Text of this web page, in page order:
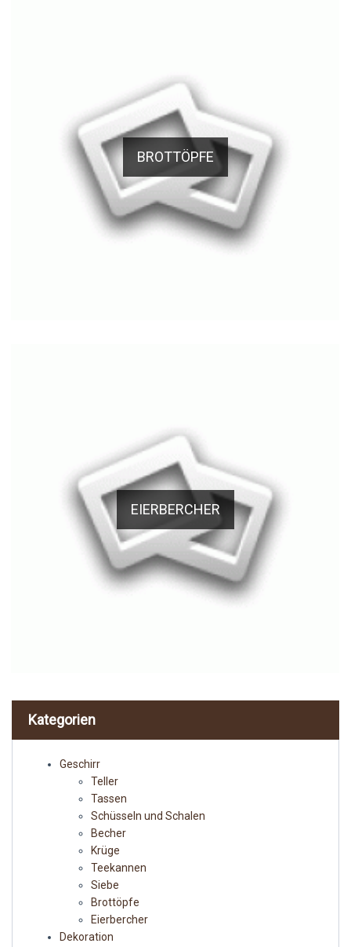
BROTTÖPFE
EIERBERCHER
Kategorien
Geschirr
Teller
Tassen
Schüsseln und Schalen
Becher
Krüge
Teekannen
Siebe
Brottöpfe
Eierbercher
Dekoration